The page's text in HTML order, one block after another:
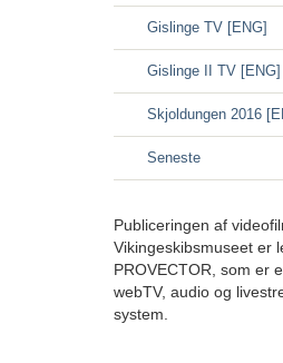
Gislinge TV [ENG]
Gislinge II TV [ENG]
Skjoldungen 2016
Seneste
Publiceringen af
Vikingeskibsmuseet er
PROVECTOR, som er
webTV, audio og
system.